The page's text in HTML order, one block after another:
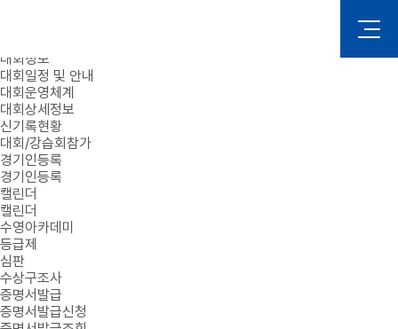
대회정보
대회일정 및 안내
대회운영체계
대회상세정보
신기록현황
대회/강습회참가
경기인등록
경기인등록
캘린더
캘린더
수영아카데미
등급제
심판
수상구조사
증명서발급
증명서발급신청